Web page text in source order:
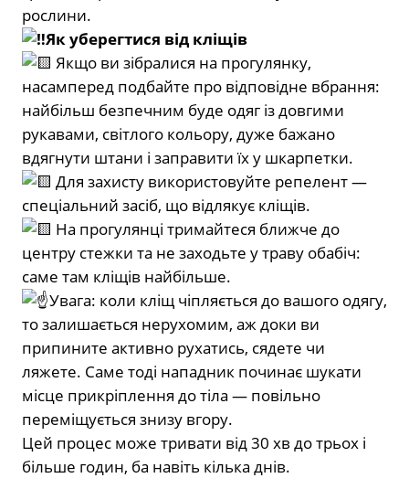
рослини.
Як уберегтися від кліщів
Якщо ви зібралися на прогулянку,
насамперед подбайте про відповідне вбрання:
найбільш безпечним буде одяг із довгими
рукавами, світлого кольору, дуже бажано
вдягнути штани і заправити їх у шкарпетки.
Для захисту використовуйте репелент —
спеціальний засіб, що відлякує кліщів.
На прогулянці тримайтеся ближче до
центру стежки та не заходьте у траву обабіч:
саме там кліщів найбільше.
Увага: коли кліщ чіпляється до вашого одягу,
то залишається нерухомим, аж доки ви
припините активно рухатись, сядете чи
ляжете. Саме тоді нападник починає шукати
місце прикріплення до тіла — повільно
переміщується знизу вгору.
Цей процес може тривати від 30 хв до трьох і
більше годин, ба навіть кілька днів.